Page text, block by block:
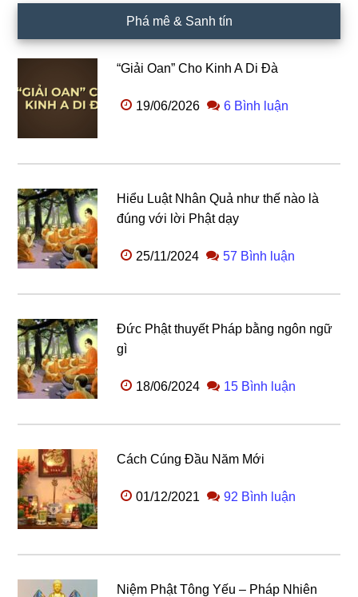
Phá mê & Sanh tín
“Giải Oan” Cho Kinh A Di Đà
19/06/2026 6 Bình luận
Hiểu Luật Nhân Quả như thế nào là
đúng với lời Phật dạy
25/11/2024 57 Bình luận
Đức Phật thuyết Pháp bằng ngôn ngữ
gì
18/06/2024 15 Bình luận
Cách Cúng Đầu Năm Mới
01/12/2021 92 Bình luận
Niệm Phật Tông Yếu – Pháp Nhiên